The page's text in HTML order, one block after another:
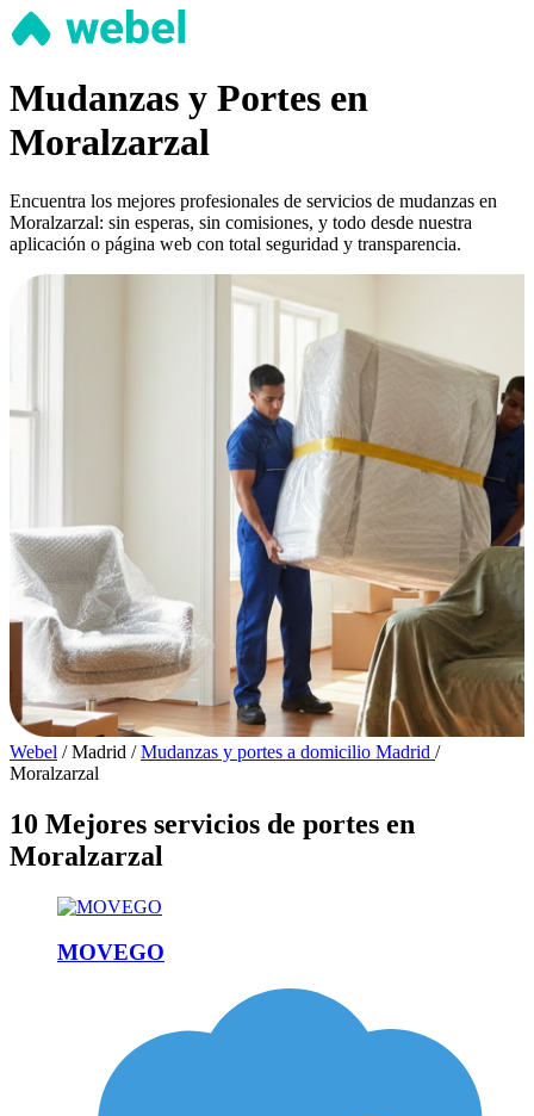
Mudanzas y Portes en
Moralzarzal
Encuentra los mejores profesionales de servicios de mudanzas en
Moralzarzal: sin esperas, sin comisiones, y todo desde nuestra
aplicación o página web con total seguridad y transparencia.
Webel / Madrid / Mudanzas y portes a domicilio Madrid /
Moralzarzal
10 Mejores servicios de portes en
Moralzarzal
MOVEGO